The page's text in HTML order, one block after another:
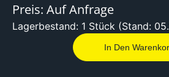
Preis: Auf Anfrage
Lagerbestand: 1 Stück (Stand:
In Den